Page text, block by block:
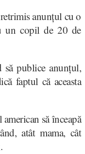
anunțul cu o
un copil de 20 de
să publice anunțul,
faptul că aceasta
să înceapă
atât mama, cât